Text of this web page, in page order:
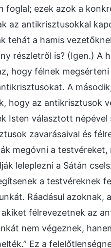
foglal; ezek azok a
az antikrisztusokkal
tehát a hamis
részletről is? (Igen.) A
hogy félnek
A
hogy az antikrisztusok
Isten választott népével
zavarásaival és
megóvni a testvéreket,
leleplezni a Sátán
a testvéreknek
Ráadásul azoknak,
félrevezetnek az
nem végeznek,
Ez a